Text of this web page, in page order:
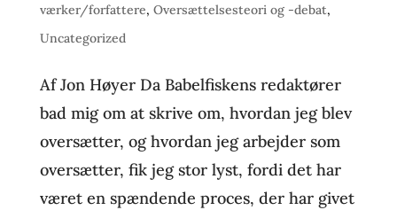
værker/forfattere, Oversættelsesteori og -debat,
Uncategorized
Af Jon Høyer Da Babelfiskens redaktører
bad mig om at skrive om, hvordan jeg blev
oversætter, og hvordan jeg arbejder som
oversætter, fik jeg stor lyst, fordi det har
været en spændende proces, der har givet